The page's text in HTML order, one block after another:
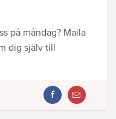
på måndag? Maila
dig själv till
DELA
ARTIKEL
PÅ
DELA
ARTIKEL
VIA